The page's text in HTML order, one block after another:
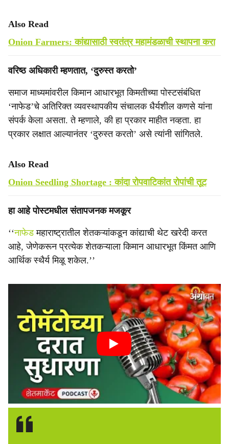
Also Read
Onion Farmers: कांद्यासाठी स्वतंत्र महामंडळाची स्थापना करा
वरिष्ठ अधिकारी म्हणतात, ‘दुरुस्त करतो’
समाज माध्यमांवरील किमान आधारभूत किमतीच्या पोस्टसंबंधित
‘नाफेड’चे अतिरिक्त व्यवस्थापकीय संचालक धैर्यशील कणसे यांना
संपर्क केला असता. ते म्हणाले, की हा प्रकार माहीत नव्हता. हा
प्रकार लक्षात आल्यानंतर ‘दुरुस्त करतो’ असे त्यांनी सांगितले.
Also Read
Onion Seedling Shortage : कांदा रोपवाटिकांत रोपांची तूट
हा आहे पोस्टमधील संतापजनक मजकूर
‘‘नाफेडमहाराष्ट्रातील शेतकऱ्यांकडून कांद्याची थेट खरेदी करत
आहे, जेणेकरून प्रत्येक शेतकऱ्याला किमान आधारभूत किंमत आणि
आर्थिक स्थैर्य मिळू शकेल.’’